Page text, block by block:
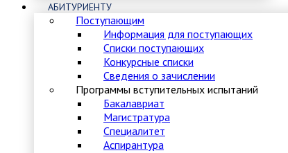
АБИТУРИЕНТУ
Поступающим
Информация для поступающих
Списки поступающих
Конкурсные списки
Сведения о зачислении
Программы вступительных испытаний
Бакалавриат
Магистратура
Специалитет
Аспирантура